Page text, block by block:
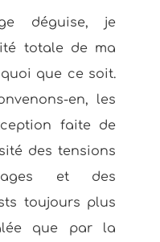
déguise, je
totale de ma
que ce soit.
en, les
faite de
des tensions
et des
toujours plus
que par la